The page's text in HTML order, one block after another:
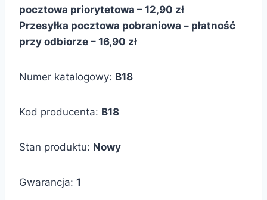
pocztowa priorytetowa – 12,90 zł
Przesyłka pocztowa pobraniowa – płatność
przy odbiorze – 16,90 zł
Numer katalogowy: B18
Kod producenta: B18
Stan produktu: Nowy
Gwarancja: 1